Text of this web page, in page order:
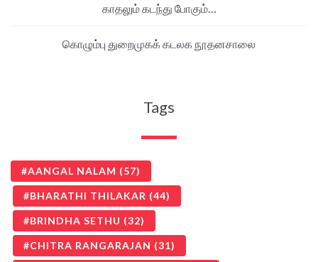
காதலும் கடந்து போகும்…
கொழும்பு துறைமுகக் கடலக நூதனசாலை
Tags
AANGAL NALAM (57)
BHARATHI THILAKAR (44)
BRINDHA SETHU (32)
CHITRA RANGARAJAN (31)